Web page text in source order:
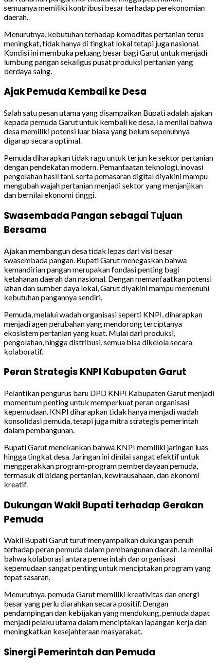
semuanya memiliki kontribusi besar terhadap perekonomian
daerah.
Menurutnya, kebutuhan terhadap komoditas pertanian terus
meningkat, tidak hanya di tingkat lokal tetapi juga nasional.
Kondisi ini membuka peluang besar bagi Garut untuk menjadi
lumbung pangan sekaligus pusat produksi pertanian yang
berdaya saing.
Ajak Pemuda Kembali ke Desa
Salah satu pesan utama yang disampaikan Bupati adalah ajakan
kepada pemuda Garut untuk kembali ke desa. Ia menilai bahwa
desa memiliki potensi luar biasa yang belum sepenuhnya
digarap secara optimal.
Pemuda diharapkan tidak ragu untuk terjun ke sektor pertanian
dengan pendekatan modern. Pemanfaatan teknologi, inovasi
pengolahan hasil tani, serta pemasaran digital diyakini mampu
mengubah wajah pertanian menjadi sektor yang menjanjikan
dan bernilai ekonomi tinggi.
Swasembada Pangan sebagai Tujuan
Bersama
Ajakan membangun desa tidak lepas dari visi besar
swasembada pangan. Bupati Garut menegaskan bahwa
kemandirian pangan merupakan fondasi penting bagi
ketahanan daerah dan nasional. Dengan memanfaatkan potensi
lahan dan sumber daya lokal, Garut diyakini mampu memenuhi
kebutuhan pangannya sendiri.
Pemuda, melalui wadah organisasi seperti KNPI, diharapkan
menjadi agen perubahan yang mendorong terciptanya
ekosistem pertanian yang kuat. Mulai dari produksi,
pengolahan, hingga distribusi, semua bisa dikelola secara
kolaboratif.
Peran Strategis KNPI Kabupaten Garut
Pelantikan pengurus baru DPD KNPI Kabupaten Garut menjadi
momentum penting untuk memperkuat peran organisasi
kepemudaan. KNPI diharapkan tidak hanya menjadi wadah
konsolidasi pemuda, tetapi juga mitra strategis pemerintah
dalam pembangunan.
Bupati Garut menekankan bahwa KNPI memiliki jaringan luas
hingga tingkat desa. Jaringan ini dinilai sangat efektif untuk
menggerakkan program-program pemberdayaan pemuda,
termasuk di bidang pertanian, kewirausahaan, dan ekonomi
kreatif.
Dukungan Wakil Bupati terhadap Gerakan
Pemuda
Wakil Bupati Garut turut menyampaikan dukungan penuh
terhadap peran pemuda dalam pembangunan daerah. Ia menilai
bahwa kolaborasi antara pemerintah dan organisasi
kepemudaan sangat penting untuk menciptakan program yang
tepat sasaran.
Menurutnya, pemuda Garut memiliki kreativitas dan energi
besar yang perlu diarahkan secara positif. Dengan
pendampingan dan kebijakan yang mendukung, pemuda dapat
menjadi pelaku utama dalam menciptakan lapangan kerja dan
meningkatkan kesejahteraan masyarakat.
Sinergi Pemerintah dan Pemuda